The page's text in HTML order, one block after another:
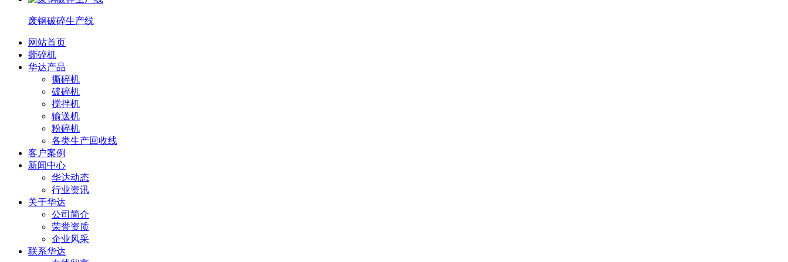
废钢破碎生产线
网站首页
撕碎机
华达产品
撕碎机
破碎机
搅拌机
输送机
粉碎机
各类生产回收线
客户案例
新闻中心
华达动态
行业资讯
关于华达
公司简介
荣誉资质
企业风采
联系华达